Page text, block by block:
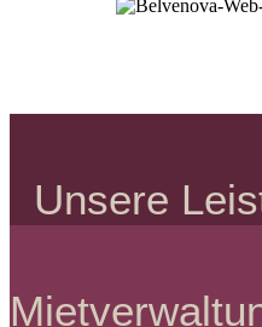
Unsere